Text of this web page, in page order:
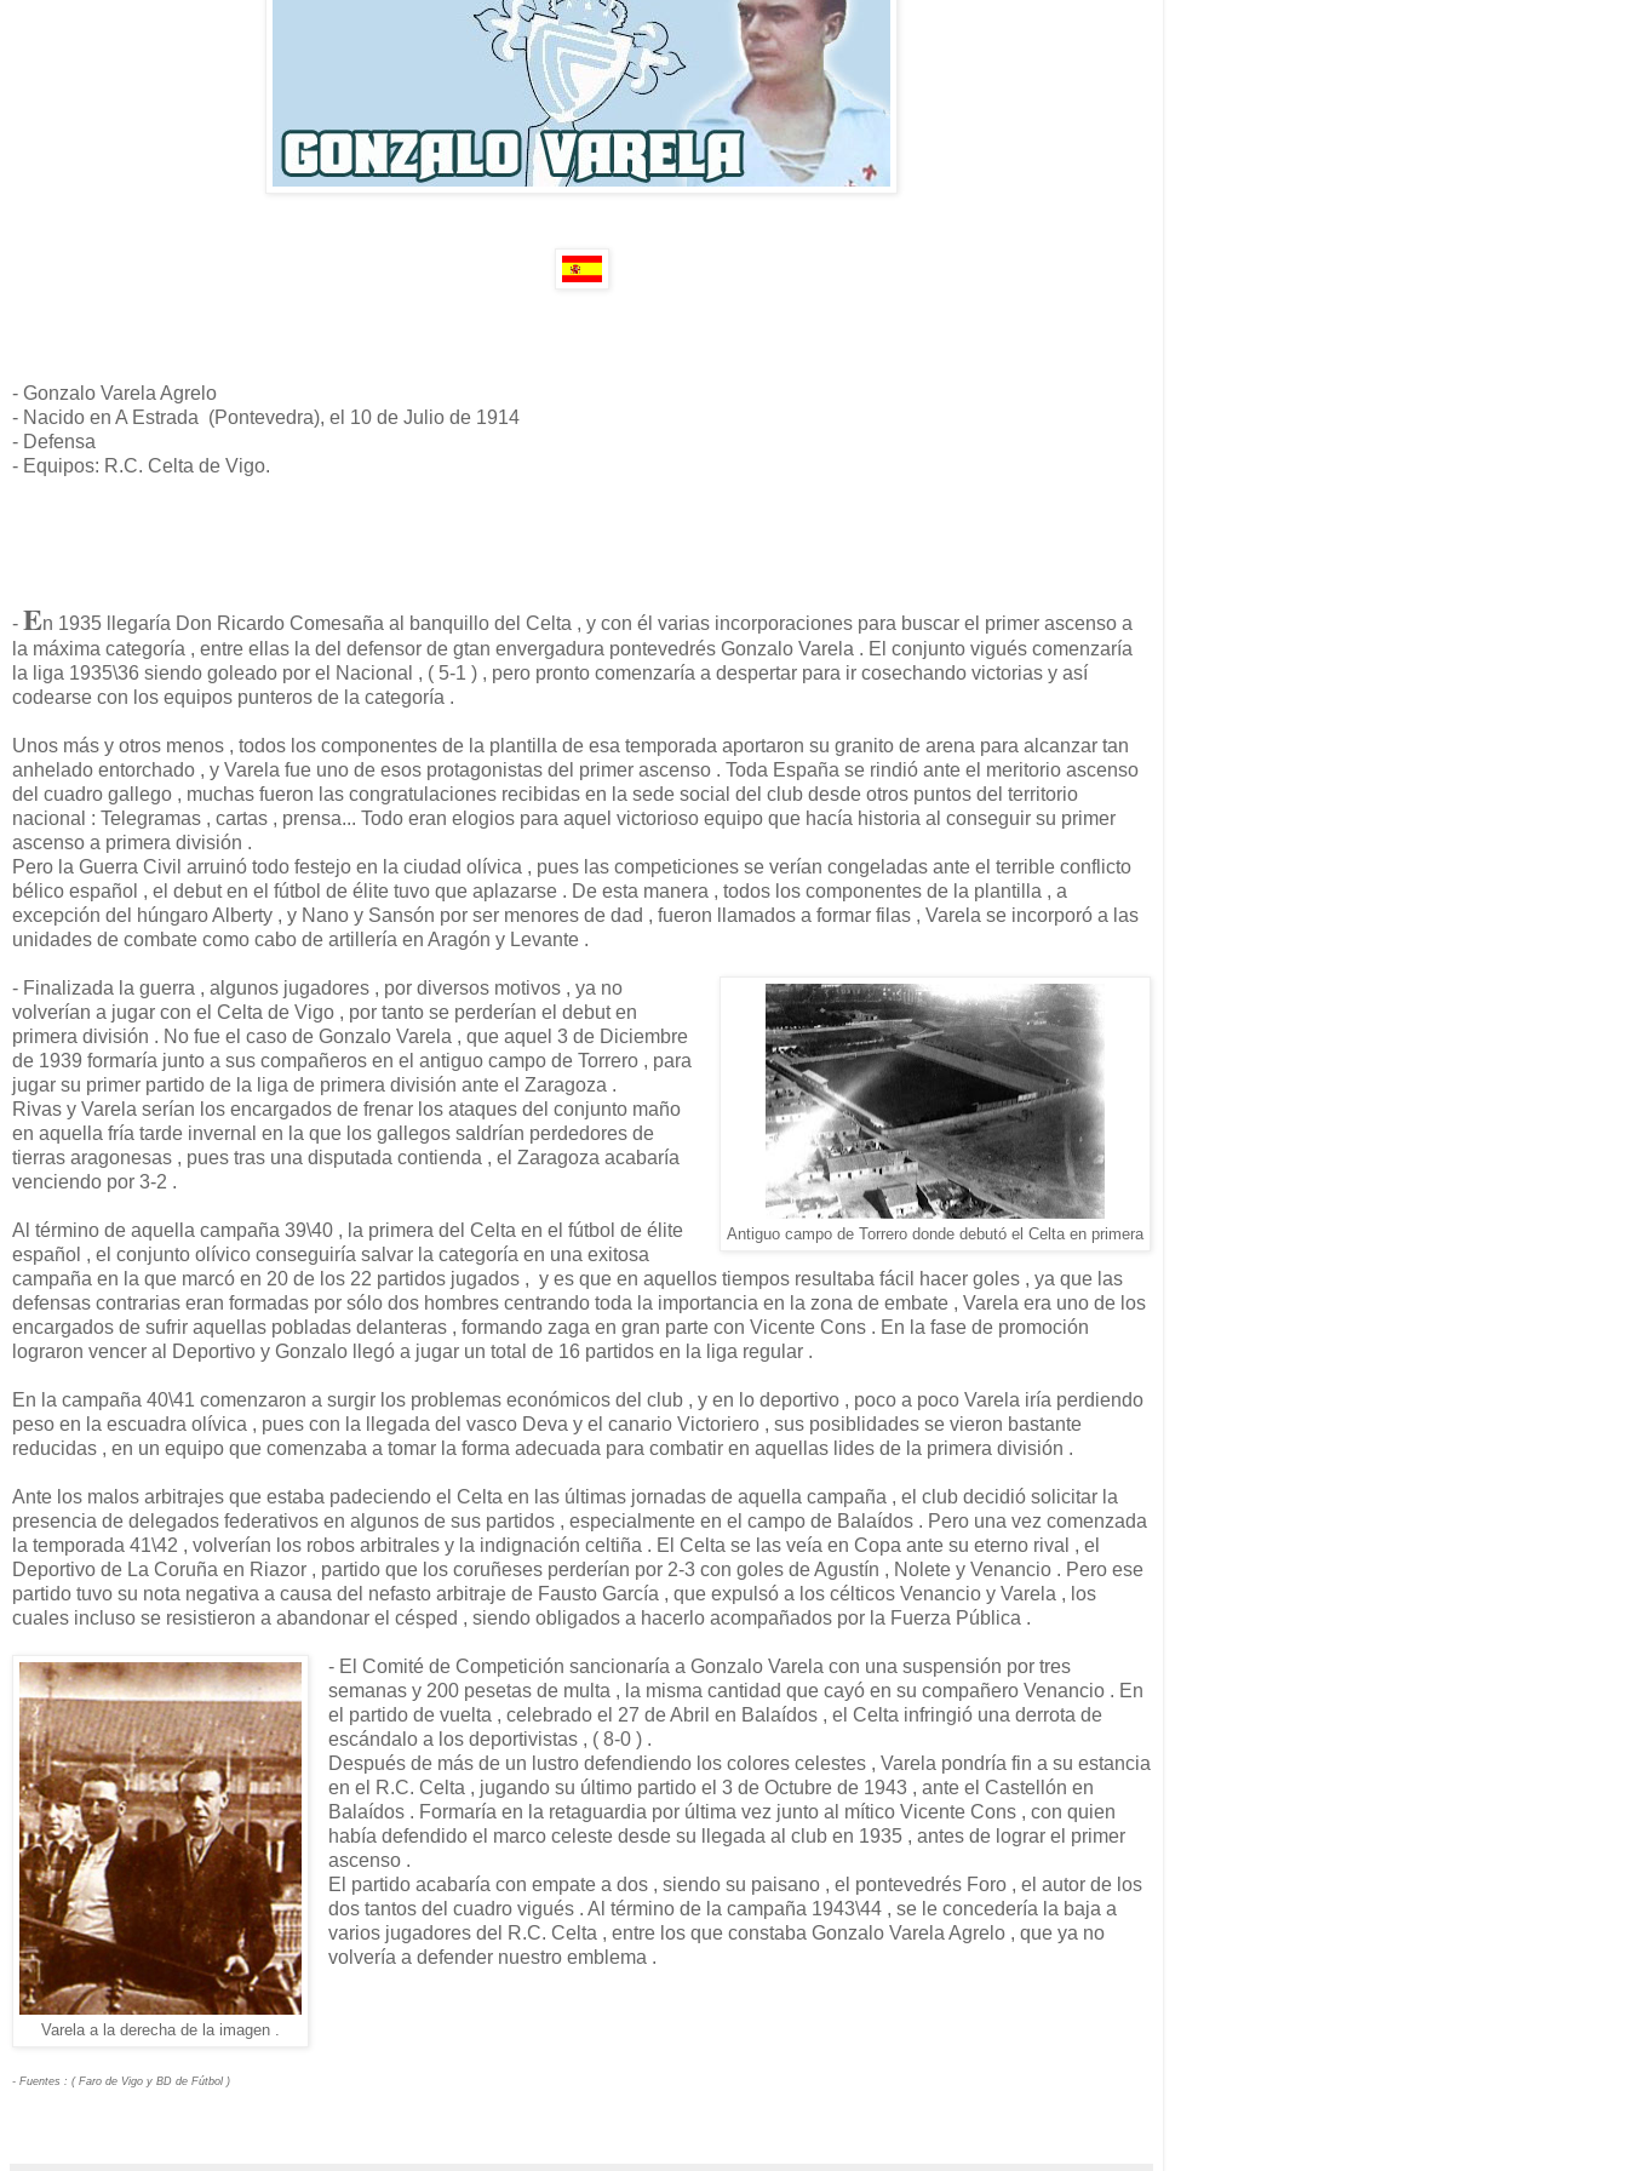
- Gonzalo Varela Agrelo
- Nacido en A Estrada (Pontevedra), el 10 de Julio de 1914
- Defensa
- Equipos: R.C. Celta de Vigo.
- En 1935 llegaría Don Ricardo Comesaña al banquillo del Celta , y con él varias incorporaciones para buscar el primer ascenso a
la máxima categoría , entre ellas la del defensor de gtan envergadura pontevedrés Gonzalo Varela . El conjunto vigués comenzaría
la liga 1935\36 siendo goleado por el Nacional , ( 5-1 ) , pero pronto comenzaría a despertar para ir cosechando victorias y así
codearse con los equipos punteros de la categoría .
Unos más y otros menos , todos los componentes de la plantilla de esa temporada aportaron su granito de arena para alcanzar tan
anhelado entorchado , y Varela fue uno de esos protagonistas del primer ascenso . Toda España se rindió ante el meritorio ascenso
del cuadro gallego , muchas fueron las congratulaciones recibidas en la sede social del club desde otros puntos del territorio
nacional : Telegramas , cartas , prensa... Todo eran elogios para aquel victorioso equipo que hacía historia al conseguir su primer
ascenso a primera división .
Pero la Guerra Civil arruinó todo festejo en la ciudad olívica , pues las competiciones se verían congeladas ante el terrible conflicto
bélico español , el debut en el fútbol de élite tuvo que aplazarse . De esta manera , todos los componentes de la plantilla , a
excepción del húngaro Alberty , y Nano y Sansón por ser menores de dad , fueron llamados a formar filas , Varela se incorporó a las
unidades de combate como cabo de artillería en Aragón y Levante .
Antiguo campo de Torrero donde debutó el Celta en primera
- Finalizada la guerra , algunos jugadores , por diversos motivos , ya no
volverían a jugar con el Celta de Vigo , por tanto se perderían el debut en
primera división . No fue el caso de Gonzalo Varela , que aquel 3 de Diciembre
de 1939 formaría junto a sus compañeros en el antiguo campo de Torrero , para
jugar su primer partido de la liga de primera división ante el Zaragoza .
Rivas y Varela serían los encargados de frenar los ataques del conjunto maño
en aquella fría tarde invernal en la que los gallegos saldrían perdedores de
tierras aragonesas , pues tras una disputada contienda , el Zaragoza acabaría
venciendo por 3-2 .
Al término de aquella campaña 39\40 , la primera del Celta en el fútbol de élite
español , el conjunto olívico conseguiría salvar la categoría en una exitosa
campaña en la que marcó en 20 de los 22 partidos jugados , y es que en aquellos tiempos resultaba fácil hacer goles , ya que las
defensas contrarias eran formadas por sólo dos hombres centrando toda la importancia en la zona de embate , Varela era uno de los
encargados de sufrir aquellas pobladas delanteras , formando zaga en gran parte con Vicente Cons . En la fase de promoción
lograron vencer al Deportivo y Gonzalo llegó a jugar un total de 16 partidos en la liga regular .
En la campaña 40\41 comenzaron a surgir los problemas económicos del club , y en lo deportivo , poco a poco Varela iría perdiendo
peso en la escuadra olívica , pues con la llegada del vasco Deva y el canario Victoriero , sus posiblidades se vieron bastante
reducidas , en un equipo que comenzaba a tomar la forma adecuada para combatir en aquellas lides de la primera división .
Ante los malos arbitrajes que estaba padeciendo el Celta en las últimas jornadas de aquella campaña , el club decidió solicitar la
presencia de delegados federativos en algunos de sus partidos , especialmente en el campo de Balaídos . Pero una vez comenzada
la temporada 41\42 , volverían los robos arbitrales y la indignación celtiña . El Celta se las veía en Copa ante su eterno rival , el
Deportivo de La Coruña en Riazor , partido que los coruñeses perderían por 2-3 con goles de Agustín , Nolete y Venancio . Pero ese
partido tuvo su nota negativa a causa del nefasto arbitraje de Fausto García , que expulsó a los célticos Venancio y Varela , los
cuales incluso se resistieron a abandonar el césped , siendo obligados a hacerlo acompañados por la Fuerza Pública .
Varela a la derecha de la imagen .
- El Comité de Competición sancionaría a Gonzalo Varela con una suspensión por tres
semanas y 200 pesetas de multa , la misma cantidad que cayó en su compañero Venancio . En
el partido de vuelta , celebrado el 27 de Abril en Balaídos , el Celta infringió una derrota de
escándalo a los deportivistas , ( 8-0 ) .
Después de más de un lustro defendiendo los colores celestes , Varela pondría fin a su estancia
en el R.C. Celta , jugando su último partido el 3 de Octubre de 1943 , ante el Castellón en
Balaídos . Formaría en la retaguardia por última vez junto al mítico Vicente Cons , con quien
había defendido el marco celeste desde su llegada al club en 1935 , antes de lograr el primer
ascenso .
El partido acabaría con empate a dos , siendo su paisano , el pontevedrés Foro , el autor de los
dos tantos del cuadro vigués . Al término de la campaña 1943\44 , se le concedería la baja a
varios jugadores del R.C. Celta , entre los que constaba Gonzalo Varela Agrelo , que ya no
volvería a defender nuestro emblema .
- Fuentes : ( Faro de Vigo y BD de Fútbol )